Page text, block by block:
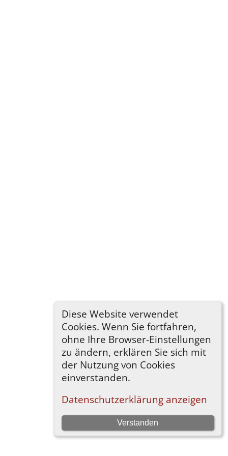
Diese Website verwendet
Cookies. Wenn Sie fortfahren,
ohne Ihre Browser-Einstellungen
zu ändern, erklären Sie sich mit
der Nutzung von Cookies
einverstanden.
Datenschutzerklärung anzeigen
Verstanden